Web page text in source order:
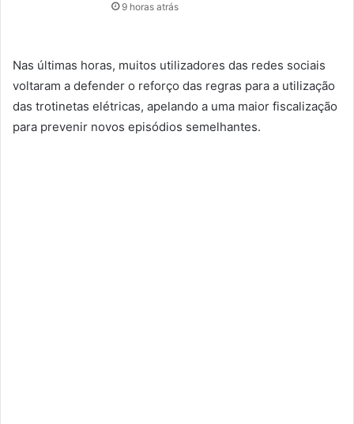
9 horas atrás
Nas últimas horas, muitos utilizadores das redes sociais
voltaram a defender o reforço das regras para a utilização
das trotinetas elétricas, apelando a uma maior fiscalização
para prevenir novos episódios semelhantes.